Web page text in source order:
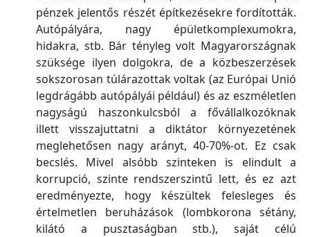
pénzek jelentős részét építkezésekre fordították.
Autópályára, nagy épületkomplexumokra,
hidakra, stb. Bár tényleg volt Magyarországnak
szüksége ilyen dolgokra, de a közbeszerzések
sokszorosan túlárazottak voltak (az Európai Unió
legdrágább autópályái például) és az eszméletlen
nagyságú haszonkulcsból a fővállalkozóknak
illett visszajuttatni a diktátor környezetének
meglehetősen nagy arányt, 40-70%-ot. Ez csak
becslés. Mivel alsóbb szinteken is elindult a
korrupció, szinte rendszerszintű lett, és ez azt
eredményezte, hogy készültek felesleges és
értelmetlen beruházások (lombkorona sétány,
kilátó a pusztaságban stb.), saját célú